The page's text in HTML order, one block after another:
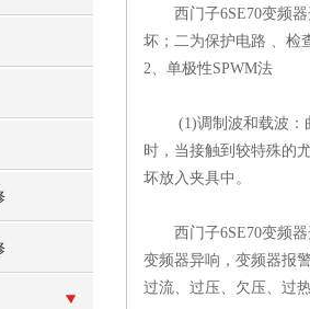
西门子6SE70变频器
坏；二为保护电路 、检
2、单极性SPWM法
(1)调制波和载波：曲
时，当接触到较特殊的
坏放入夹具中。
西门子6SE70变频器
变频器异响，变频器报
过流、过压、欠压、过